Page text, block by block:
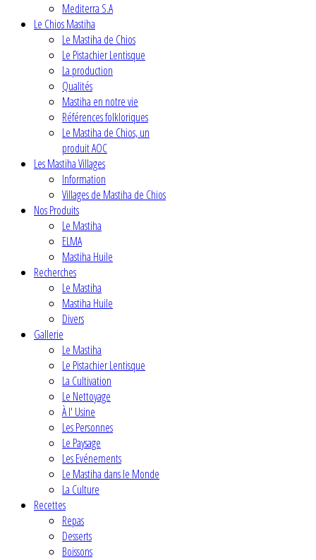
Mediterra S.A
Le Chios Mastiha
Le Mastiha de Chios
Le Pistachier Lentisque
La production
Qualités
Mastiha en notre vie
Références folkloriques
Le Mastiha de Chios, un
produit AOC
Les Mastiha Villages
Information
Villages de Mastiha de Chios
Nos Produits
Le Mastiha
ELMA
Mastiha Huile
Recherches
Le Mastiha
Mastiha Huile
Divers
Gallerie
Le Mastiha
Le Pistachier Lentisque
La Cultivation
Le Nettoyage
À l' Usine
Les Personnes
Le Paysage
Les Evénements
Le Mastiha dans le Monde
La Culture
Recettes
Repas
Desserts
Boissons